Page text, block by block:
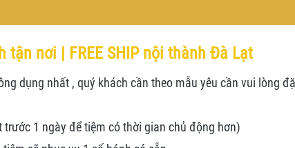
tận nơi | FREE SHIP nội thành Đà Lạt
dụng nhất , quý khách cần theo mẫu yêu cần vui lòng
1 ngày để tiệm có thời gian chủ động hơn)